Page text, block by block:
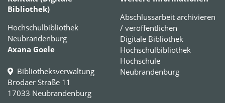
Bibliothek)
Hochschulbibliothek
Neubrandenburg
Axana Goele
Bibliotheksverwaltung
Brodaer Straße 11
17033 Neubrandenburg
Abschlussarbeit archivieren
/ veröffentlichen
Digitale Bibliothek
Hochschulbibliothek
Hochschule
Neubrandenburg